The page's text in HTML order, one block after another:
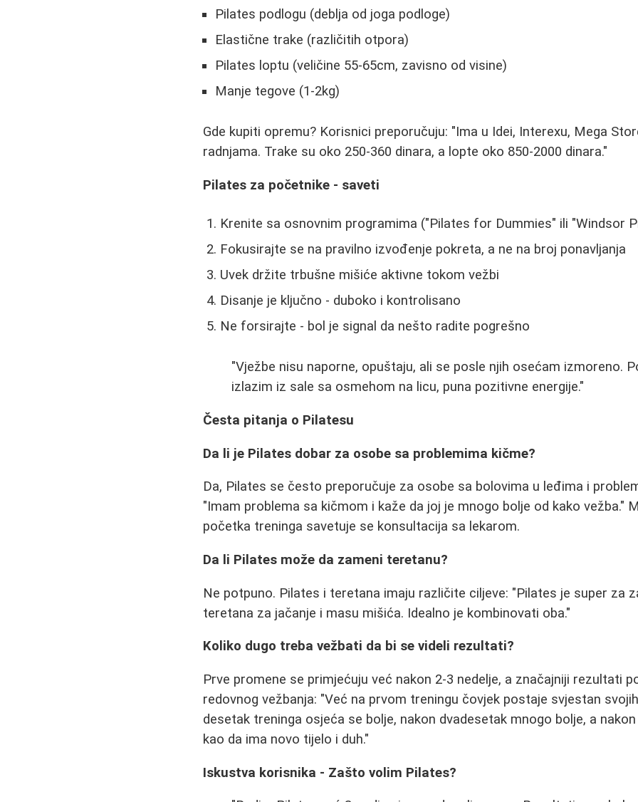
Pilates podlogu (deblja od joga podloge)
Elastične trake (različitih otpora)
Pilates loptu (veličine 55-65cm, zavisno od visine)
Manje tegove (1-2kg)
Gde kupiti opremu? Korisnici preporučuju: "Ima u Idei, Interexu, Mega
radnjama. Trake su oko 250-360 dinara, a lopte oko 850-2000 dinara."
Pilates za početnike - saveti
Krenite sa osnovnim programima ("Pilates for Dummies" ili "Windsor
Fokusirajte se na pravilno izvođenje pokreta, a ne na broj ponavljanja
Uvek držite trbušne mišiće aktivne tokom vežbi
Disanje je ključno - duboko i kontrolisano
Ne forsirajte - bol je signal da nešto radite pogrešno
"Vježbe nisu naporne, opuštaju, ali se posle njih osećam izmoreno.
izlazim iz sale sa osmehom na licu, puna pozitivne energije."
Česta pitanja o Pilatesu
Da li je Pilates dobar za osobe sa problemima kičme?
Da, Pilates se često preporučuje za osobe sa bolovima u leđima i
"Imam problema sa kičmom i kaže da joj je mnogo bolje od kako vežba."
početka treninga savetuje se konsultacija sa lekarom.
Da li Pilates može da zameni teretanu?
Ne potpuno. Pilates i teretana imaju različite ciljeve: "Pilates je super za
teretana za jačanje i masu mišića. Idealno je kombinovati oba."
Koliko dugo treba vežbati da bi se videli rezultati?
Prve promene se primjećuju već nakon 2-3 nedelje, a značajniji rezultati
redovnog vežbanja: "Već na prvom treningu čovjek postaje svjestan
desetak treninga osjeća se bolje, nakon dvadesetak mnogo bolje, a
kao da ima novo tijelo i duh."
Iskustva korisnika - Zašto volim Pilates?